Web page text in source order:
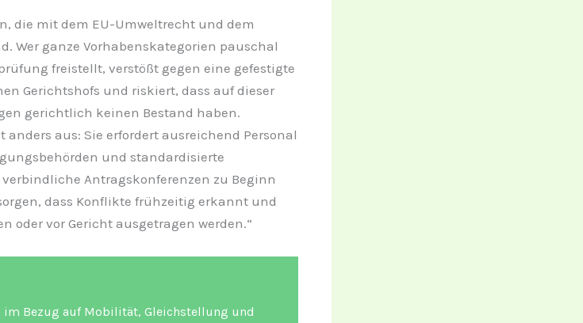
die mit dem EU-Umweltrecht und dem
Wer ganze Vorhabenskategorien pauschal
freistellt, verstößt gegen eine gefestigte
Gerichtshofs und riskiert, dass auf dieser
gerichtlich keinen Bestand haben.
aus: Sie erfordert ausreichend Personal
und standardisierte
Antragskonferenzen zu Beginn
dass Konflikte frühzeitig erkannt und
oder vor Gericht ausgetragen werden.“
im Bezug auf Mobilität, Gleichstellung und